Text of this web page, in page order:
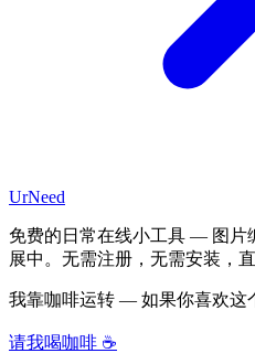
UrNeed
免费的日常在线小工具 — 图片
展中。无需注册，无需安装，
我靠咖啡运转 — 如果你喜欢这
请我喝咖啡 ☕